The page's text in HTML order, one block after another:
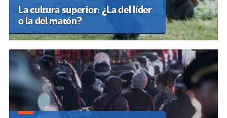
La cultura superior: ¿La del líder
o la del matón?